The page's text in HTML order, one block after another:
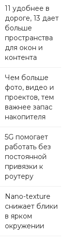
11 удобнее в
дороге, 13 дает
больше
пространства
для окон и
контента
Чем больше
фото, видео и
проектов, тем
важнее запас
накопителя
5G помогает
работать без
постоянной
привязки к
роутеру
Nano-texture
снижает блики
в ярком
окружении